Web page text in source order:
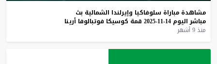
مشاهدة مباراة سلوفاكيا وإيرلندا الشمالية بث
مباشر اليوم 14-11-2025 قمة كوسيكا فوتبالوفا أرينا
منذ 9 أشهر